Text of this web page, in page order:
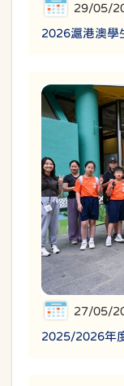
29/05/
2026滬港澳學
27/05/
2025/2026年